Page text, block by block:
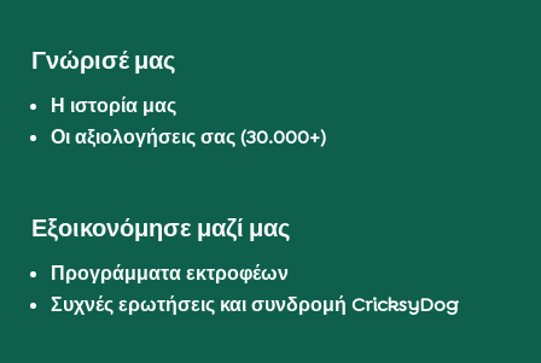
Γνώρισέ μας
Η ιστορία μας
Οι αξιολογήσεις σας (30.000+)
Εξοικονόμησε μαζί μας
Προγράμματα εκτροφέων
Συχνές ερωτήσεις και συνδρομή CricksyDog